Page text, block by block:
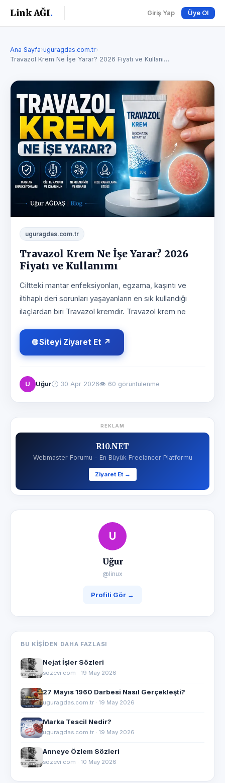
Link AĞI. Giriş Yap Üye Ol
Ana Sayfa›uguragdas.com.tr›
Travazol Krem Ne İşe Yarar? 2026 Fiyatı ve Kullanı…
uguragdas.com.tr
Travazol Krem Ne İşe Yarar? 2026
Fiyatı ve Kullanımı
Ciltteki mantar enfeksiyonları, egzama, kaşıntı ve
iltihaplı deri sorunları yaşayanların en sık kullandığı
ilaçlardan biri Travazol kremdir. Travazol krem ne
🌐 Siteyi Ziyaret Et ↗
U Uğur🕐 30 Apr 2026👁 60 görüntülenme
REKLAM
R10.NET
Webmaster Forumu - En Büyük Freelancer Platformu
Ziyaret Et →
U
Uğur
@linux
Profili Gör →
BU KIŞIDEN DAHA FAZLASI
Nejat İşler Sözleri
sozevi.com · 19 May 2026
27 Mayıs 1960 Darbesi Nasıl Gerçekleşti?
uguragdas.com.tr · 19 May 2026
Marka Tescil Nedir?
uguragdas.com.tr · 19 May 2026
Anneye Özlem Sözleri
sozevi.com · 10 May 2026